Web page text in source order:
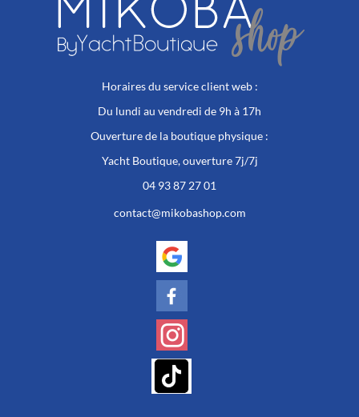
produit
Horaires du service client web :
Du lundi au vendredi de 9h à 17h
Ouverture de la boutique physique :
Yacht Boutique, ouverture 7j/7j
04 93 87 27 01
contact@mikobashop.com